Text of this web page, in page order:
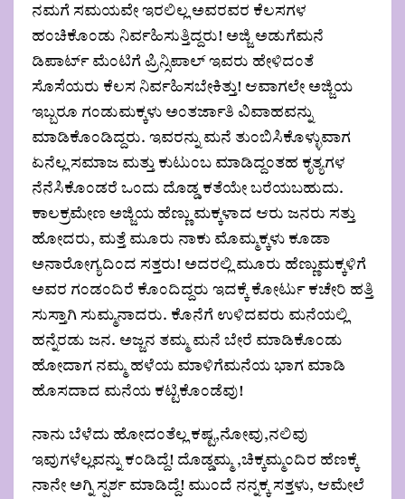
ನಮಗೆ ಸಮಯವೇ ಇರಲಿಲ್ಲ ಅವರವರ ಕೆಲಸಗಳ
ಹಂಚಿಕೊಂಡು ನಿರ್ವಹಿಸುತ್ತಿದ್ದರು! ಅಜ್ಜಿ ಅಡುಗೆಮನೆ
ಡಿಪಾರ್ಟ್ ಮೆಂಟಿಗೆ ಪ್ರಿನ್ಸಿಪಾಲ್ ಇವರು ಹೇಳಿದಂತೆ
ಸೊಸೆಯರು ಕೆಲಸ ನಿರ್ವಹಿಸಬೇಕಿತ್ತು! ಆವಾಗಲೇ ಅಜ್ಜಿಯ
ಇಬ್ಬರೂ ಗಂಡುಮಕ್ಕಳು ಅಂತರ್ಜಾತಿ ವಿವಾಹವನ್ನು
ಮಾಡಿಕೊಂಡಿದ್ದರು. ಇವರನ್ನು ಮನೆ ತುಂಬಿಸಿಕೊಳ್ಳುವಾಗ
ಏನೆಲ್ಲ ಸಮಾಜ ಮತ್ತು ಕುಟುಂಬ ಮಾಡಿದ್ದಂತಹ ಕೃತ್ಯಗಳ
ನೆನೆಸಿಕೊಂಡರೆ ಒಂದು ದೊಡ್ಡ ಕತೆಯೇ ಬರೆಯಬಹುದು.
ಕಾಲಕ್ರಮೇಣ ಅಜ್ಜಿಯ ಹೆಣ್ಣು ಮಕ್ಕಳಾದ ಆರು ಜನರು ಸತ್ತು
ಹೋದರು, ಮತ್ತೆ ಮೂರು ನಾಕು ಮೊಮ್ಮಕ್ಕಳು ಕೂಡಾ
ಅನಾರೋಗ್ಯದಿಂದ ಸತ್ತರು! ಅದರಲ್ಲಿ ಮೂರು ಹೆಣ್ಣುಮಕ್ಕಳಿಗೆ
ಅವರ ಗಂಡಂದಿರೆ ಕೊಂದಿದ್ದರು ಇದಕ್ಕೆ ಕೋರ್ಟು ಕಚೇರಿ ಹತ್ತಿ
ಸುಸ್ತಾಗಿ ಸುಮ್ಮನಾದರು. ಕೊನೆಗೆ ಉಳಿದವರು ಮನೆಯಲ್ಲಿ
ಹನ್ನೆರಡು ಜನ. ಅಜ್ಜನ ತಮ್ಮ ಮನೆ ಬೇರೆ ಮಾಡಿಕೊಂಡು
ಹೋದಾಗ ನಮ್ಮ ಹಳೆಯ ಮಾಳಿಗೆಮನೆಯ ಭಾಗ ಮಾಡಿ
ಹೊಸದಾದ ಮನೆಯ ಕಟ್ಟಿಕೊಂಡೆವು!
ನಾನು ಬೆಳೆದು ಹೋದಂತೆಲ್ಲ ಕಷ್ಟ,ನೋವು,ನಲಿವು
ಇವುಗಳೆಲ್ಲವನ್ನು ಕಂಡಿದ್ದೆ! ದೊಡ್ಡಮ್ಮ ,ಚಿಕ್ಕಮ್ಮಂದಿರ ಹೆಣಕ್ಕೆ
ನಾನೇ ಅಗ್ನಿ ಸ್ಪರ್ಶ ಮಾಡಿದ್ದೆ! ಮುಂದೆ ನನ್ನಕ್ಕ ಸತ್ತಳು, ಆಮೇಲೆ